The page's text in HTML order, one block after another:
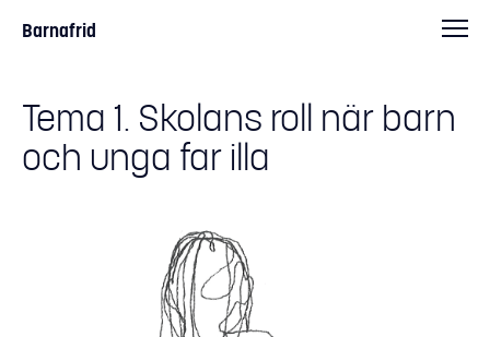
Barnafrid
Tema 1. Skolans roll när barn
och unga far illa